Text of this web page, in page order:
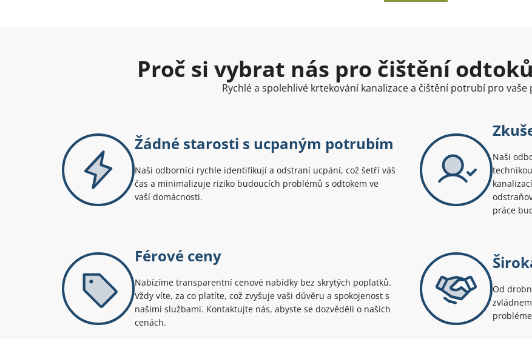
Proč si vybrat nás pro čištění
Rychlé a spolehlivé krtekování kanalizace a čištění potrubí pro vaše
Žádné starosti s ucpaným potrubím
Naši odborníci rychle identifikují a odstraní ucpání, což šetří váš
čas a minimalizuje riziko budoucích problémů s odtokem ve
vaší domácnosti.
Naši
práce
Férové ceny
Nabízíme transparentní cenové nabídky bez skrytých poplatků.
Vždy víte, za co platíte, což zvyšuje vaši důvěru a spokojenost s
našimi službami. Kontaktujte nás, abyste se dozvěděli o našich
cenách.
Od